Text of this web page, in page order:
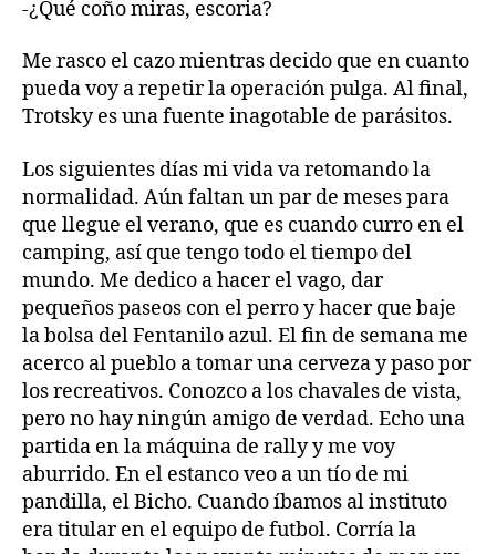
-¿Qué coño miras, escoria?
Me rasco el cazo mientras decido que en cuanto
pueda voy a repetir la operación pulga. Al final,
Trotsky es una fuente inagotable de parásitos.
Los siguientes días mi vida va retomando la
normalidad. Aún faltan un par de meses para
que llegue el verano, que es cuando curro en el
camping, así que tengo todo el tiempo del
mundo. Me dedico a hacer el vago, dar
pequeños paseos con el perro y hacer que baje
la bolsa del Fentanilo azul. El fin de semana me
acerco al pueblo a tomar una cerveza y paso por
los recreativos. Conozco a los chavales de vista,
pero no hay ningún amigo de verdad. Echo una
partida en la máquina de rally y me voy
aburrido. En el estanco veo a un tío de mi
pandilla, el Bicho. Cuando íbamos al instituto
era titular en el equipo de futbol. Corría la